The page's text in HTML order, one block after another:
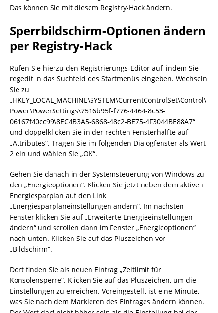
Das können Sie mit diesem Registry-Hack ändern.
Sperrbildschirm-Optionen ändern
per Registry-Hack
Rufen Sie hierzu den Registrierungs-Editor auf, indem Sie
regedit in das Suchfeld des Startmenüs eingeben. Wechseln
Sie zu
„HKEY_LOCAL_MACHINE\SYSTEM\CurrentControlSet\Control\
Power\PowerSettings\7516b95f-f776-4464-8c53-
06167f40cc99\8EC4B3A5-6868-48c2-BE75-4F3044BE88A7“
und doppelklicken Sie in der rechten Fensterhälfte auf
„Attributes“. Tragen Sie im folgenden Dialogfenster als Wert
2 ein und wählen Sie „OK“.
Gehen Sie danach in der Systemsteuerung von Windows zu
den „Energieoptionen“. Klicken Sie jetzt neben dem aktiven
Energiesparplan auf den Link
„Energiesparplaneinstellungen ändern“. Im nächsten
Fenster klicken Sie auf „Erweiterte Energieeinstellungen
ändern“ und scrollen dann im Fenster „Energieoptionen“
nach unten. Klicken Sie auf das Pluszeichen vor
„Bildschirm“.
Dort finden Sie als neuen Eintrag „Zeitlimit für
Konsolensperre“. Klicken Sie auf das Pluszeichen, um die
Einstellungen zu erreichen. Voreingestellt ist eine Minute,
was Sie nach dem Markieren des Eintrages ändern können.